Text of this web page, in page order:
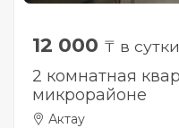
12 000 ₸ в сутки
2 комнатная
микрорайоне
Актау